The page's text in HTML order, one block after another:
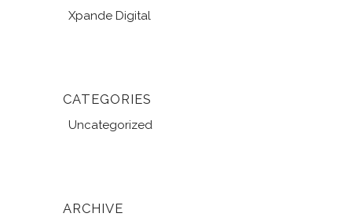
Xpande Digital
CATEGORIES
Uncategorized
ARCHIVE